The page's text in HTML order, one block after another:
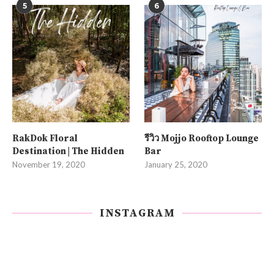
5
RakDok Floral
Destination | The Hidden
November 19, 2020
6
รีวิว Mojjo Rooftop Lounge
Bar
January 25, 2020
INSTAGRAM